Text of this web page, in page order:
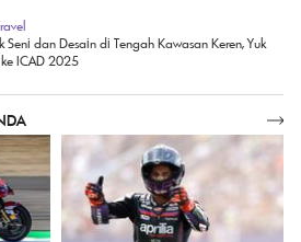
Seni dan Desain di Tengah Kawasan Keren, Yuk
ICAD 2025